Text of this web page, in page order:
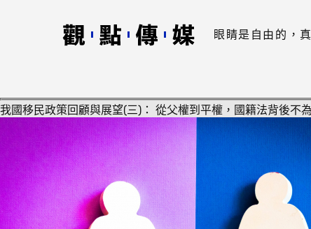
眼睛是自由的，
我國移民政策回顧與展望(三)： 從父權到平權，國籍法背後不